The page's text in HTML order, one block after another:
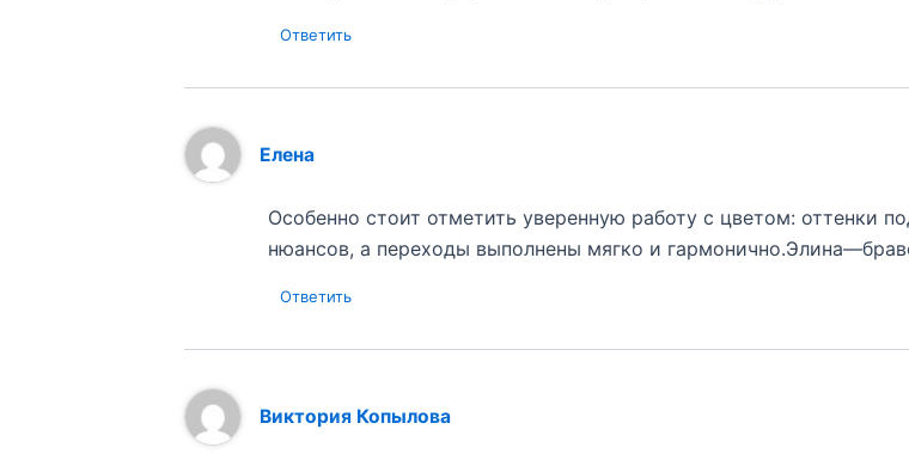
Ответить
Елена
Особенно стоит отметить уверенную работу с цветом: оттенки
нюансов, а переходы выполнены мягко и
Ответить
Виктория Копылова